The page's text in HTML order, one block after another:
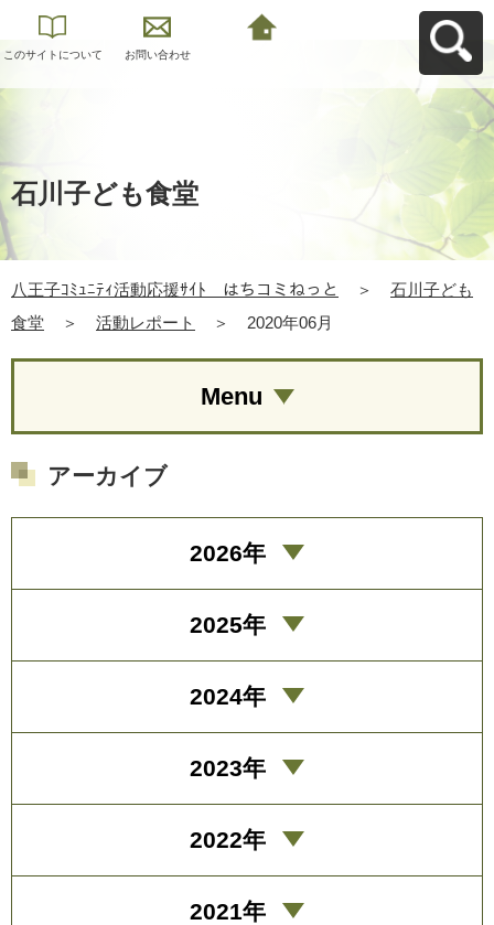
このサイトについて お問い合わせ
石川子ども食堂
八王子ｺﾐｭﾆﾃｨ活動応援ｻｲﾄ はちコミねっと ＞
石川子ども
食堂
＞ 活動レポート ＞ 2020年06月
Menu
アーカイブ
2026年
2025年
2024年
2023年
2022年
2021年